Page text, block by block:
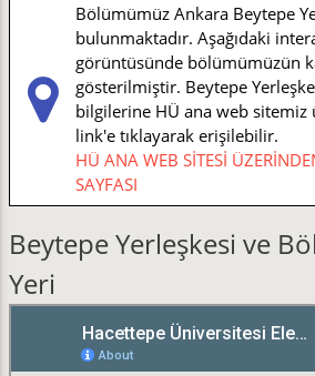
Bölümümüz Ankara Beytepe
bulunmaktadır. Aşağıdaki
görüntüsünde bölümümüzün
gösterilmiştir. Beytepe
bilgilerine HÜ ana web sitemiz
link'e tıklayarak erişilebilir.
HÜ ANA WEB SİTESİ
SAYFASI
Beytepe Yerleşkesi ve
Yeri